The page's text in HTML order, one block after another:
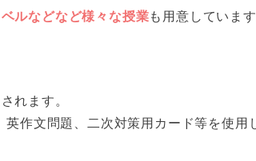
ルなどなど様々な授業も用意しています
れます。
作文問題、二次対策用カード等を使用